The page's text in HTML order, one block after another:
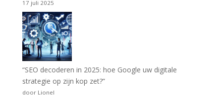
17 juli 2025
“SEO decoderen in 2025: hoe Google uw digitale
strategie op zijn kop zet?”
door Lionel